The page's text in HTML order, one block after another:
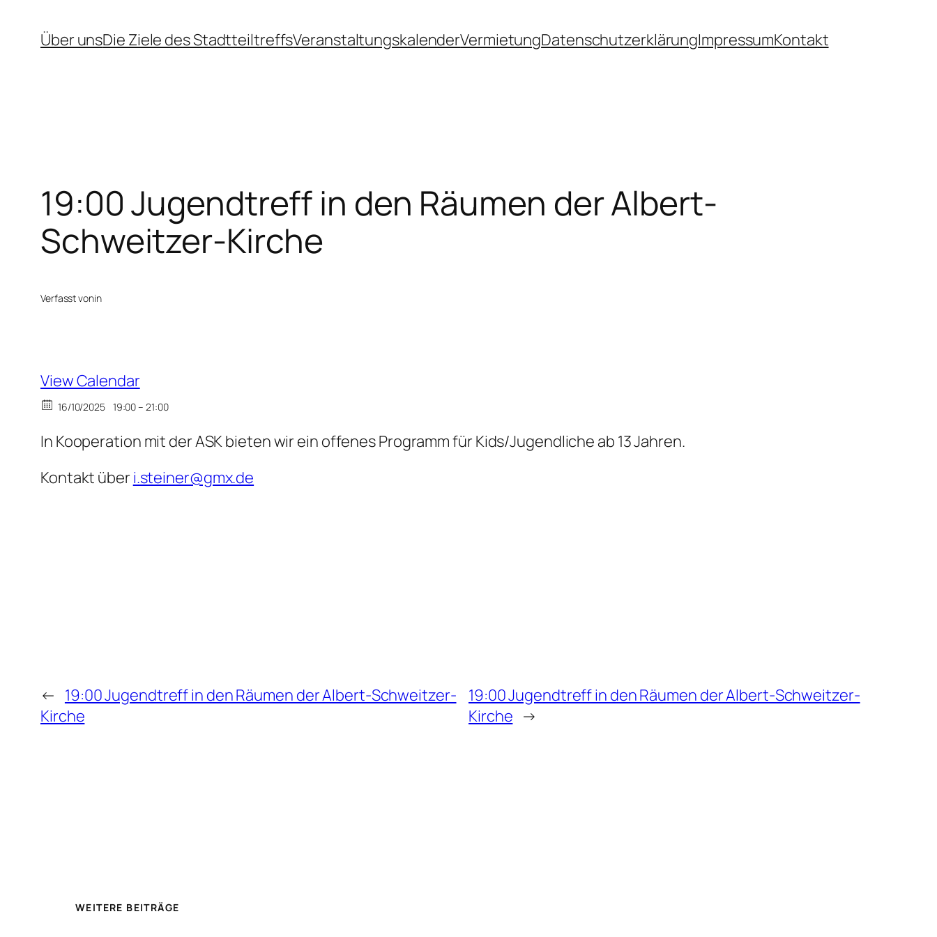
InhaltÜber unsDie Ziele des StadtteiltreffsVeranstaltungskalenderVermietungDatenschutzerklärungImpressumKontakt
19:00 Jugendtreff in den Räumen der Albert-
Schweitzer-Kirche
Verfasst vonin
View Calendar
16/10/2025 19:00 – 21:00
In Kooperation mit der ASK bieten wir ein offenes Programm für Kids/Jugendliche ab 13 Jahren.
Kontakt über i.steiner@gmx.de
← 19:00 Jugendtreff in den Räumen der Albert-Schweitzer-
Kirche
19:00 Jugendtreff in den Räumen der Albert-Schweitzer-
Kirche →
WEITERE BEITRÄGE